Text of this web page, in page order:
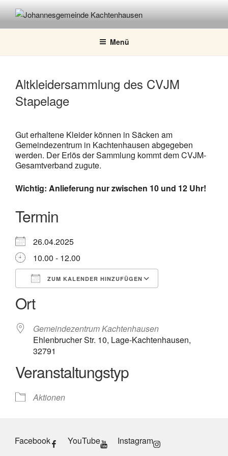
Inhalt
springenJOHANNESGEMEINDE
KACHTENHAUSEN
Menü
Altkleidersammlung des CVJM
Stapelage
Gut erhaltene Kleider können in Säcken am
Gemeindezentrum in Kachtenhausen abgegeben
werden. Der Erlös der Sammlung kommt dem CVJM-
Gesamtverband zugute.
Wichtig: Anlieferung nur zwischen 10 und 12 Uhr!
Termin
26.04.2025
10.00 - 12.00
ZUM KALENDER HINZUFÜGEN
ICS herunterladen
Ort
Gemeindezentrum Kachtenhausen
Ehlenbrucher Str. 10, Lage-Kachtenhausen,
32791
Veranstaltungstyp
Aktionen
Facebook YouTube Instagram